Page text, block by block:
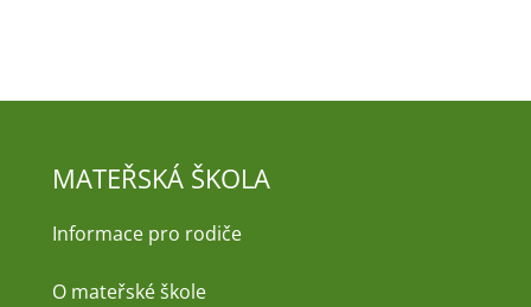
MATEŘSKÁ ŠKOLA
Informace pro rodiče
O mateřské škole